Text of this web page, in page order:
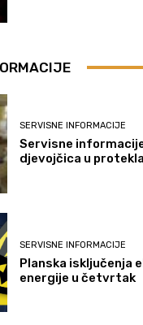
SERVISNE INFORMACIJE
Servisne
djevojčica u
SERVISNE INFORMACIJE
Planska isključenja
energije u četvrtak